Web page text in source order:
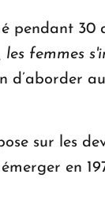
pendant
les femmes
d’aborder
sur les
en